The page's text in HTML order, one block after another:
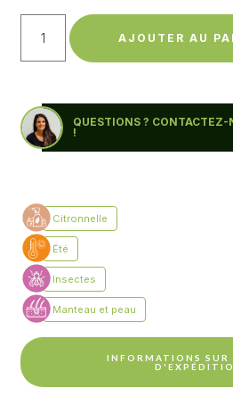
AJOUTER AU
QUESTIONS ? CONTACTEZ-
!
INFORMATIONS SUR